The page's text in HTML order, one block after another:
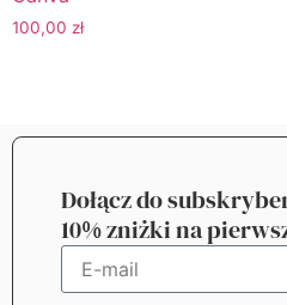
100,00 zł
Dołącz do
10% zniżki na